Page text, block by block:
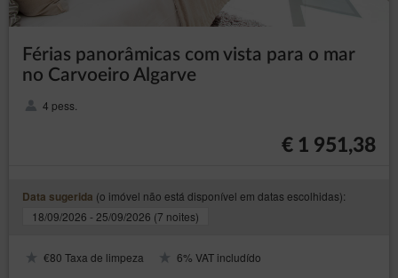
arte. 27 da presente Lei, portanto, o direito de rescisão de um
Férias panorâmicas com vista para o mar
no Carvoeiro Algarve
4 pess.
€ 1 951,38
Data sugerida (o imóvel não está disponível em datas escolhidas):
18/09/2026 - 25/09/2026 (7 noites)
€80 Taxa de limpeza
6% VAT includído